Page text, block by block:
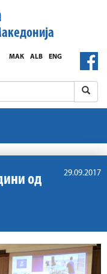
ENG
ALB
МАК
29.09.2017
од